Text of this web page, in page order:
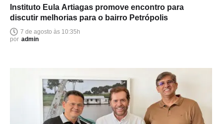
Instituto Eula Artiagas promove encontro para
discutir melhorias para o bairro Petrópolis
7 de agosto às 10:35h
por admin